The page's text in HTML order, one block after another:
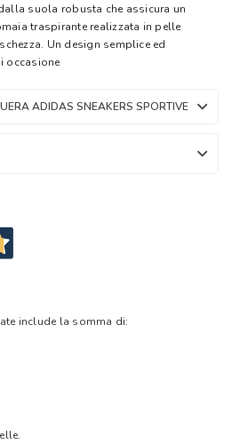
suola robusta che assicura un
traspirante realizzata in pelle
Un design semplice ed
occasione
ADIDAS SNEAKERS SPORTIVE
include la somma di: